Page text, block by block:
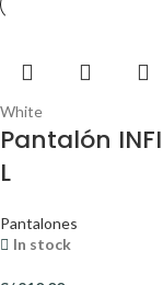
White
Pantalón
L
Pantalones
In stock